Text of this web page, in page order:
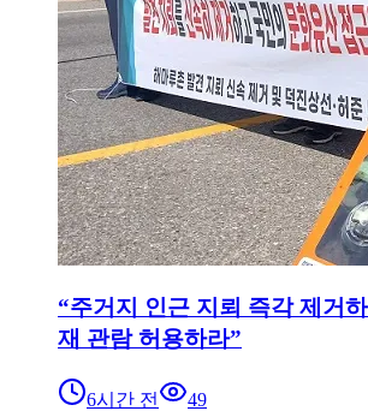
“주거지 인근 지뢰 즉각 제거
재 관람 허용하라”
6시간 전
49